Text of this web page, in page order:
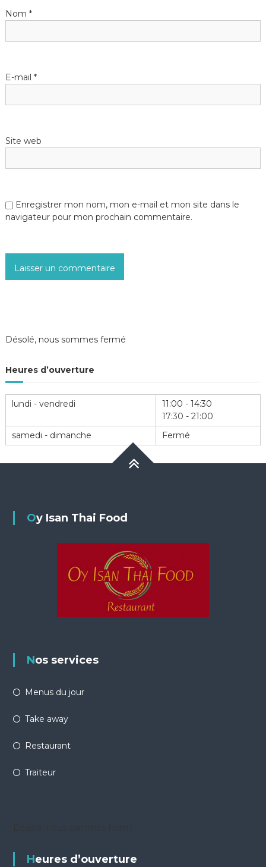
Nom *
E-mail *
Site web
Enregistrer mon nom, mon e-mail et mon site dans le
navigateur pour mon prochain commentaire.
Désolé, nous sommes fermé
Heures d’ouverture
lundi - vendredi
11:00 - 14:30
17:30 - 21:00
samedi - dimanche
Fermé
Oy Isan Thai Food
Nos services
Menus du jour
Take away
Restaurant
Traiteur
Heures d’ouverture